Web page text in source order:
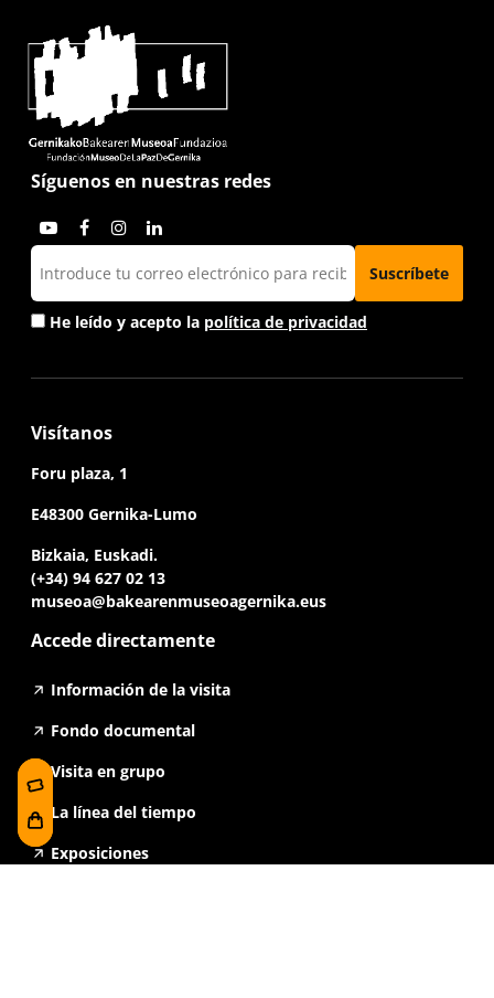
Síguenos en nuestras redes
He leído y acepto la política de privacidad
Visítanos
Foru plaza, 1
E48300 Gernika-Lumo
Bizkaia, Euskadi.
(+34) 94 627 02 13
museoa@bakearenmuseoagernika.eus
Accede directamente
Información de la visita
Fondo documental
Visita en grupo
La línea del tiempo
Exposiciones